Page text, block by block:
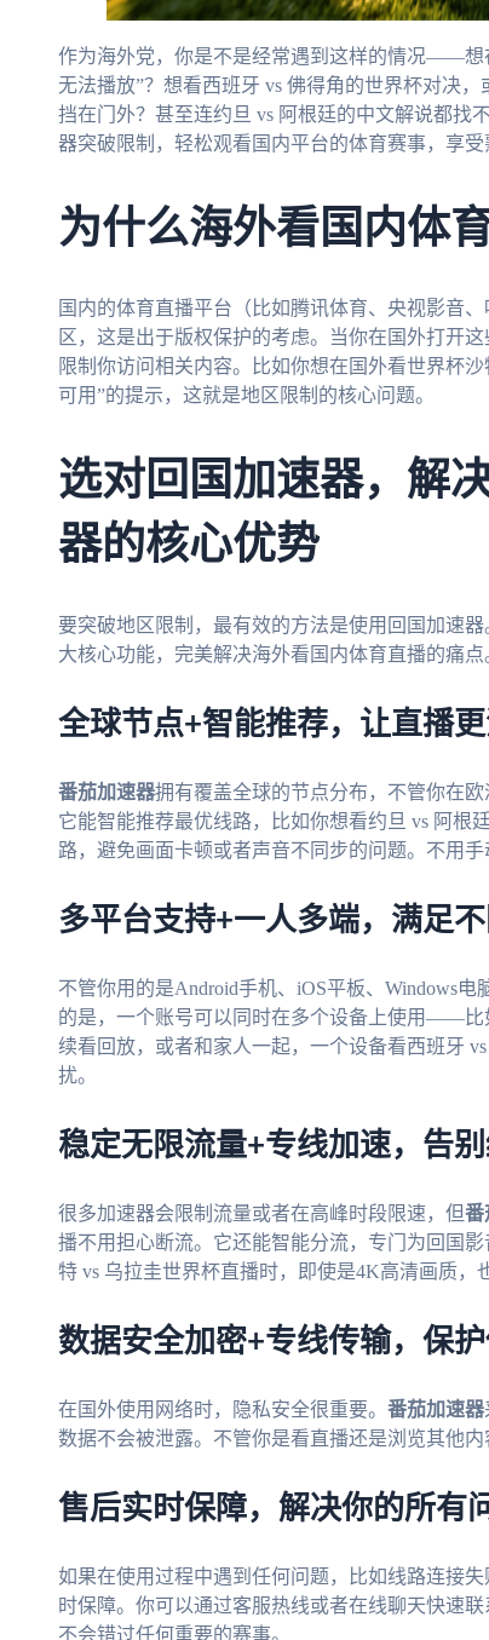
作为海外党，你是不是经常遇到这样的情况——想
无法播放”？想看西班牙 vs 佛得角的世界杯对决
挡在门外？甚至连约旦 vs 阿根廷的中文解说都找
器突破限制，轻松观看国内平台的体育赛事，享受
为什么海外看国内体
国内的体育直播平台（比如腾讯体育、央视影音
区，这是出于版权保护的考虑。当你在国外打开
限制你访问相关内容。比如你想在国外看世界杯
可用”的提示，这就是地区限制的核心问题。
选对回国加速器，解
器的核心优势
要突破地区限制，最有效的方法是使用回国加速器
大核心功能，完美解决海外看国内体育直播的痛点
全球节点+智能推荐，让直播
番茄加速器拥有覆盖全球的节点分布，不管你在
它能智能推荐最优线路，比如你想看约旦 vs 阿根
路，避免画面卡顿或者声音不同步的问题。不用手
多平台支持+一人多端，满足
不管你用的是Android手机、iOS平板、Windows电
的是，一个账号可以同时在多个设备上使用——
续看回放，或者和家人一起，一个设备看西班牙
扰。
稳定无限流量+专线加速，告
很多加速器会限制流量或者在高峰时段限速，但番
播不用担心断流。它还能智能分流，专门为回国
特 vs 乌拉圭世界杯直播时，即使是4K高清画质，
数据安全加密+专线传输，保
在国外使用网络时，隐私安全很重要。 番茄加速器
数据不会被泄露。不管你是看直播还是浏览其他
售后实时保障，解决你的所有
如果在使用过程中遇到任何问题，比如线路连接
时保障。你可以通过客服热线或者在线聊天快速
不会错过任何重要的赛事。